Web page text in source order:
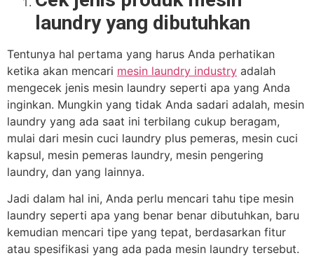
laundry yang dibutuhkan
Tentunya hal pertama yang harus Anda perhatikan
ketika akan mencari mesin laundry industry adalah
mengecek jenis mesin laundry seperti apa yang Anda
inginkan. Mungkin yang tidak Anda sadari adalah, mesin
laundry yang ada saat ini terbilang cukup beragam,
mulai dari mesin cuci laundry plus pemeras, mesin cuci
kapsul, mesin pemeras laundry, mesin pengering
laundry, dan yang lainnya.
Jadi dalam hal ini, Anda perlu mencari tahu tipe mesin
laundry seperti apa yang benar benar dibutuhkan, baru
kemudian mencari tipe yang tepat, berdasarkan fitur
atau spesifikasi yang ada pada mesin laundry tersebut.